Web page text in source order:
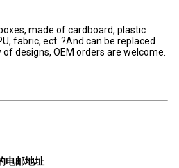
made of cardboard, plastic
fabric, ect. ?And can be replaced
designs, OEM orders are welcome.
电邮地址